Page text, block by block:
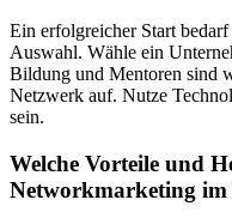
Ein erfolgreicher Start
Auswahl. Wähle ein
Bildung und Mentoren sind
Netzwerk auf. Nutze
sein.
Welche Vorteile und
Networkmarketing im